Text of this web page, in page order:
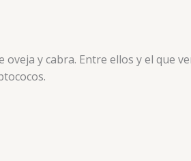
y cabra. Entre ellos y el que